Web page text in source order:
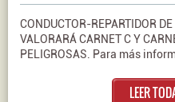
CONDUCTOR-REPARTIDOR
VALORARÁ CARNET C Y
PELIGROSAS. Para más
LEER